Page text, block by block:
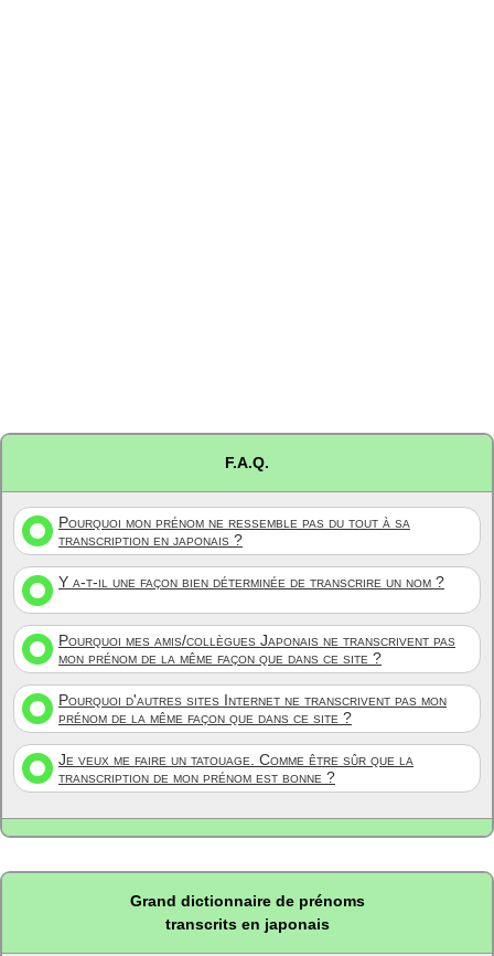
F.A.Q.
Pourquoi mon prénom ne ressemble pas du tout à sa
transcription en japonais ?
Y a-t-il une façon bien déterminée de transcrire un nom ?
Pourquoi mes amis/collègues Japonais ne transcrivent pas
mon prénom de la même façon que dans ce site ?
Pourquoi d'autres sites Internet ne transcrivent pas mon
prénom de la même façon que dans ce site ?
Je veux me faire un tatouage. Comme être sûr que la
transcription de mon prénom est bonne ?
Grand dictionnaire de prénoms
transcrits en japonais